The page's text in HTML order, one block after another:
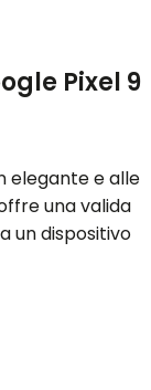
Pixel 9
elegante e alle
una valida
un dispositivo